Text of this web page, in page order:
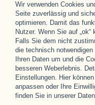
Wir verwenden Cookies
Seite zuverlässig und
optimieren. Damit das
Nutzer. Wenn Sie auf
Falls Sie dem nicht
die technisch
Ihren Daten um und die
besseren Weberlebnis.
Einstellungen. Hier
anpassen oder Ihre
finden Sie in unserer